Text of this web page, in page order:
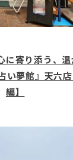
に寄り添う、
い夢館』天六
編】